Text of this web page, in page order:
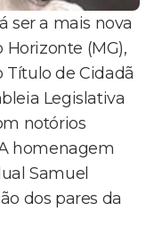
ser a mais nova
(MG),
Título de Cidadã
Legislativa
notórios
homenagem
Samuel
dos pares da